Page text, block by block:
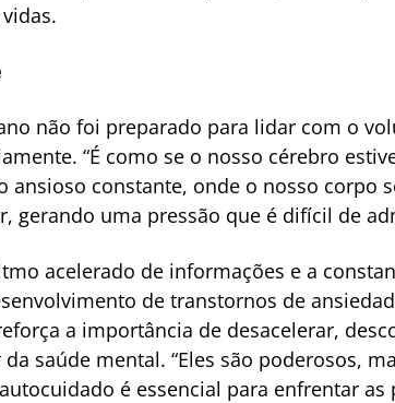
não foi preparado para lidar com o
“É como se o nosso cérebro
ansioso constante, onde o nosso corpo
gerando uma pressão que é difícil de
acelerado de informações e a
de transtornos de
a importância de desacelerar,
saúde mental. “Eles são poderosos,
é essencial para enfrentar